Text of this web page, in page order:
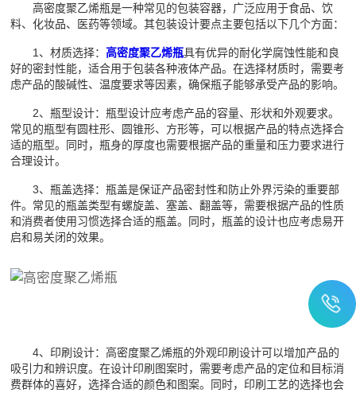
高密度聚乙烯瓶是一种常见的包装容器，广泛应用于食品、饮
料、化妆品、医药等领域。其包装设计要点主要包括以下几个方面：
1、材质选择：高密度聚乙烯瓶具有优异的耐化学腐蚀性能和良
好的密封性能，适合用于包装各种液体产品。在选择材质时，需要考
虑产品的酸碱性、温度要求等因素，确保瓶子能够承受产品的影响。
2、瓶型设计：瓶型设计应考虑产品的容量、形状和外观要求。
常见的瓶型有圆柱形、圆锥形、方形等，可以根据产品的特点选择合
适的瓶型。同时，瓶身的厚度也需要根据产品的重量和压力要求进行
合理设计。
3、瓶盖选择：瓶盖是保证产品密封性和防止外界污染的重要部
件。常见的瓶盖类型有螺旋盖、塞盖、翻盖等，需要根据产品的性质
和消费者使用习惯选择合适的瓶盖。同时，瓶盖的设计也应考虑易开
启和易关闭的效果。
4、印刷设计：高密度聚乙烯瓶的外观印刷设计可以增加产品的
吸引力和辨识度。在设计印刷图案时，需要考虑产品的定位和目标消
费群体的喜好，选择合适的颜色和图案。同时，印刷工艺的选择也会